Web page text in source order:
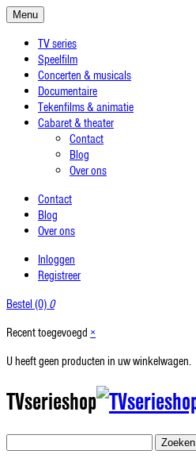
Menu
TV series
Speelfilm
Concerten & musicals
Documentaire
Tekenfilms & animatie
Cabaret & theater
Contact
Blog
Over ons
Contact
Blog
Over ons
Inloggen
Registreer
Bestel (0) 0
Recent toegevoegd ×
U heeft geen producten in uw winkelwagen.
TVserieshop
Zoeken